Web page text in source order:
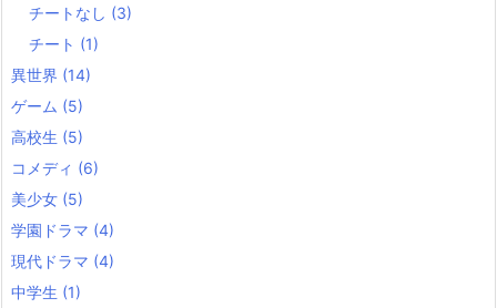
チートなし (3)
チート (1)
異世界 (14)
ゲーム (5)
高校生 (5)
コメディ (6)
美少女 (5)
学園ドラマ (4)
現代ドラマ (4)
中学生 (1)